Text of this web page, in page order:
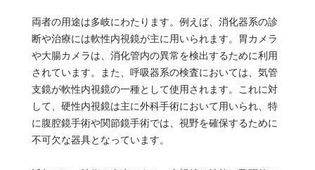
両者の用途は多岐にわたります。例えば、消化器系の診
断や治療には軟性内視鏡が主に用いられます。胃カメラ
や大腸カメラは、消化管内の異常を検出するために利用
されています。また、呼吸器系の検査においては、気管
支鏡が軟性内視鏡の一種として使用されます。これに対
して、硬性内視鏡は主に外科手術において用いられ、特
に腹腔鏡手術や関節鏡手術では、視野を確保するために
不可欠な器具となっています。